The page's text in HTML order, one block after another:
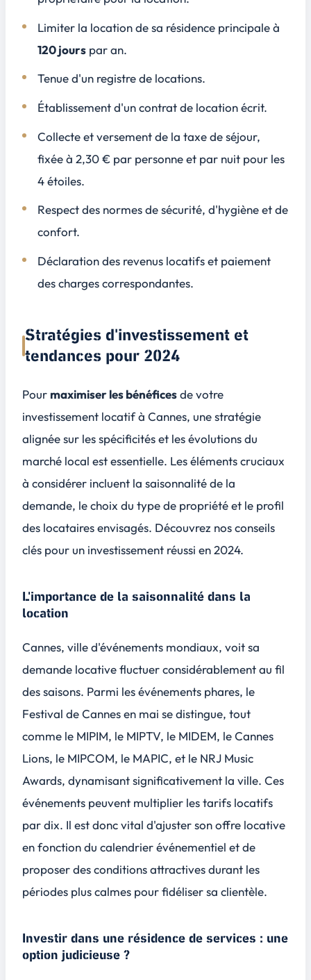
Limiter la location de sa résidence principale à
120 jours par an.
Tenue d'un registre de locations.
Établissement d'un contrat de location écrit.
Collecte et versement de la taxe de séjour,
fixée à2,30 € par personne et par nuit pour les
4 étoiles.
Respect des normes de sécurité, d'hygiène et de
confort.
Déclaration des revenus locatifs et paiement
des charges correspondantes.
Stratégies d'investissement et
tendances pour 2024
Pour maximiser les bénéficesde votre
investissement locatif à Cannes, une stratégie
alignée sur les spécificités et les évolutions du
marché local est essentielle. Les éléments cruciaux
à considérer incluent la saisonnalité de la
demande, le choix du type de propriété et le profil
des locataires envisagés. Découvrez nos conseils
clés pour un investissement réussi en 2024.
L'importance de la saisonnalité dans la
location
Cannes, ville d'événements mondiaux, voit sa
demande locative fluctuer considérablement au fil
des saisons. Parmi les événements phares, le
Festival de Cannes en mai se distingue, tout
comme le MIPIM, le MIPTV, le MIDEM, le Cannes
Lions, le MIPCOM, le MAPIC, et le NRJ Music
Awards, dynamisant significativement la ville. Ces
événements peuvent multiplier les tarifs locatifs
par dix. Il est donc vital d'ajuster son offre locative
en fonction du calendrier événementiel et de
proposer des conditions attractives durant les
périodes plus calmes pour fidéliser sa clientèle.
Investir dans une résidence de services : une
option judicieuse ?